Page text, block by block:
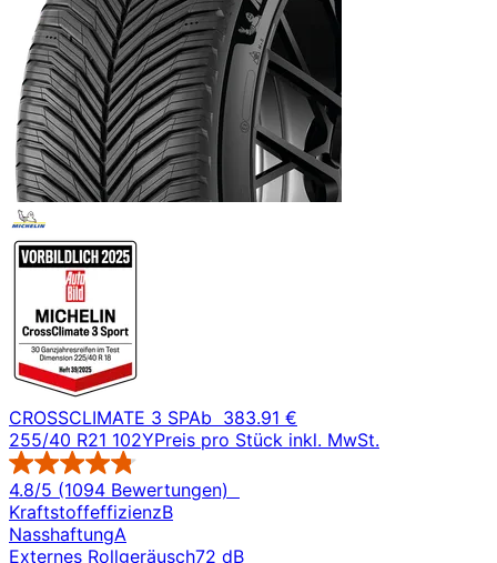
CROSSCLIMATE 3 SPAb 383.91 €
255/40 R21 102YPreis pro Stück inkl. MwSt.
4.8/5 (1094 Bewertungen)
KraftstoffeffizienzB
NasshaftungA
Externes Rollgeräusch72 dB